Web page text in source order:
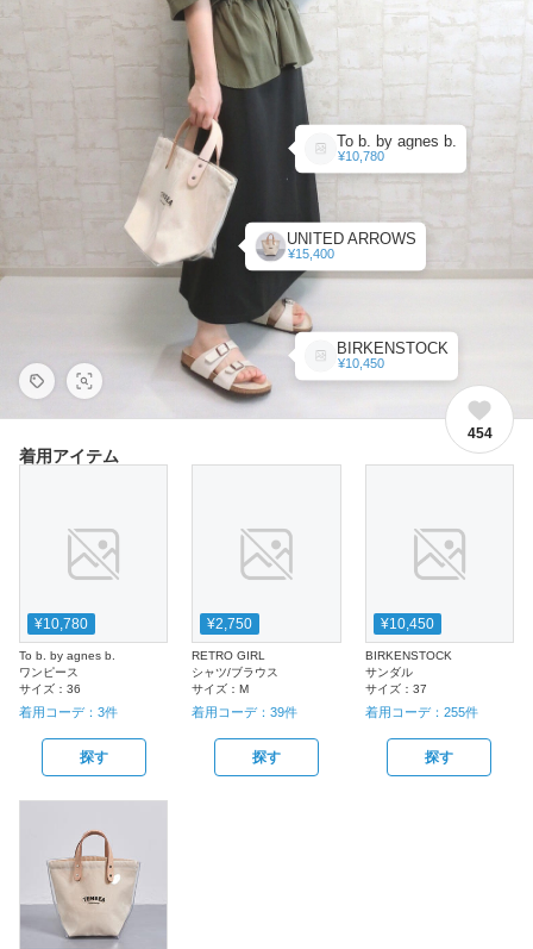
To b. by agnes b.
¥10,780
BIRKENSTOCK
¥10,450
UNITED ARROWS
¥15,400
454
着用アイテム
¥10,780
To b. by agnes b.
ワンピース
サイズ： 36
着用コーデ： 3件
探す
¥2,750
RETRO GIRL
シャツ/ブラウス
サイズ：M
着用コーデ：39件
探す
¥10,450
BIRKENSTOCK
サンダル
サイズ： 37
着用コーデ： 255件
探す